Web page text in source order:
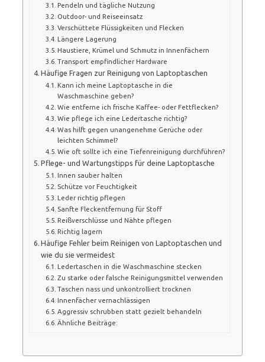
Pendeln und tägliche Nutzung
Outdoor- und Reiseeinsatz
Verschüttete Flüssigkeiten und Flecken
Längere Lagerung
Haustiere, Krümel und Schmutz in Innenfächern
Transport empfindlicher Hardware
Häufige Fragen zur Reinigung von Laptoptaschen
Kann ich meine Laptoptasche in die
Waschmaschine geben?
Wie entferne ich frische Kaffee- oder Fettflecken?
Wie pflege ich eine Ledertasche richtig?
Was hilft gegen unangenehme Gerüche oder
leichten Schimmel?
Wie oft sollte ich eine Tiefenreinigung durchführen?
Pflege- und Wartungstipps für deine Laptoptasche
Innen sauber halten
Schütze vor Feuchtigkeit
Leder richtig pflegen
Sanfte Fleckentfernung für Stoff
Reißverschlüsse und Nähte pflegen
Richtig lagern
Häufige Fehler beim Reinigen von Laptoptaschen und
wie du sie vermeidest
Ledertaschen in die Waschmaschine stecken
Zu starke oder falsche Reinigungsmittel verwenden
Taschen nass und unkontrolliert trocknen
Innenfächer vernachlässigen
Aggressiv schrubben statt gezielt behandeln
Ähnliche Beiträge: